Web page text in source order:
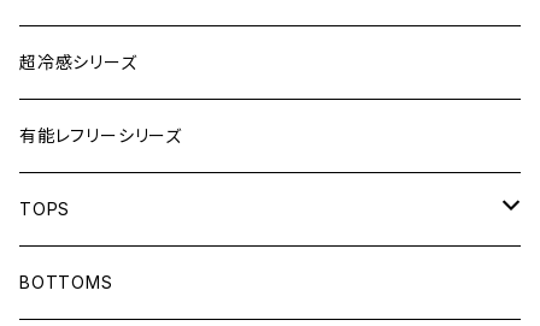
超冷感シリーズ
有能レフリーシリーズ
TOPS
LONG-SLEEVEプラシャツ
BOTTOMS